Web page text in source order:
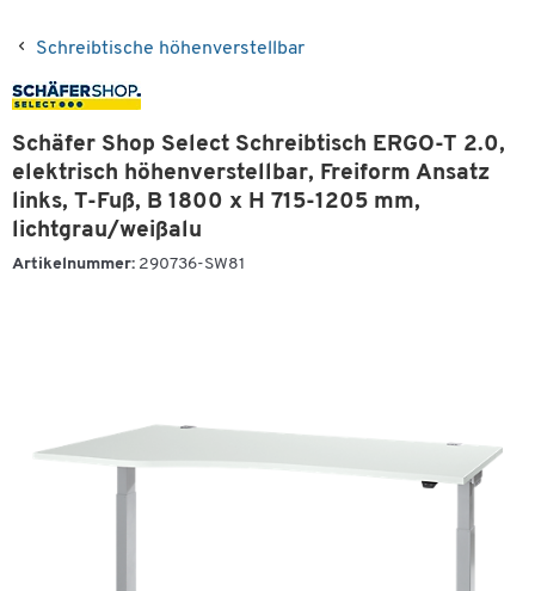
Schreibtische höhenverstellbar
Schäfer Shop Select Schreibtisch ERGO-T 2.0,
elektrisch höhenverstellbar, Freiform Ansatz
links, T-Fuß, B 1800 x H 715-1205 mm,
lichtgrau/weißalu
Artikelnummer: 290736-SW81